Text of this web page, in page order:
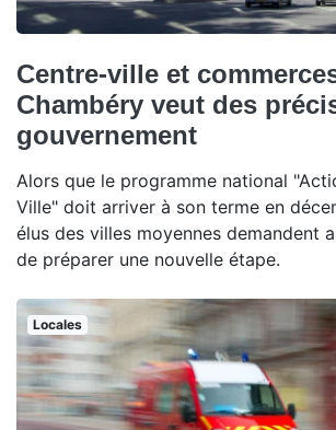
Centre-ville et
Chambéry veut des
gouvernement
Alors que le programme national
Ville" doit arriver à son terme en
élus des villes moyennes demandent
de préparer une nouvelle étape.
Locales